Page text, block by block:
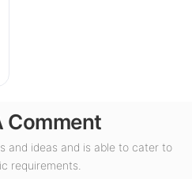
Comment
and ideas and is able to cater to
requirements.